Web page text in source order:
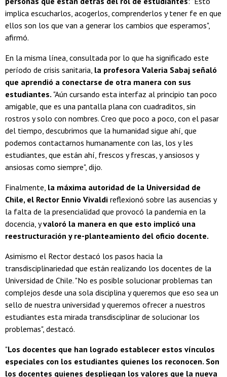
implica escucharlos, acogerlos, comprenderlos y tener fe en que
ellos son los que van a generar los cambios que esperamos",
afirmó.
En la misma línea, consultada por lo que ha significado este
período de crisis sanitaria, la profesora Valeria Sabaj señaló
que aprendió a conectarse de otra manera con sus
estudiantes. "Aún cursando esta interfaz al principio tan poco
amigable, que es una pantalla plana con cuadraditos, sin
rostros y solo con nombres. Creo que poco a poco, con el pasar
del tiempo, descubrimos que la humanidad sigue ahí, que
podemos contactarnos humanamente con las, los y les
estudiantes, que están ahí, frescos y frescas, y ansiosos y
ansiosas como siempre", dijo.
Finalmente, la máxima autoridad de la Universidad de
Chile, el Rector Ennio Vivaldi reflexionó sobre las ausencias y
la falta de la presencialidad que provocó la pandemia en la
docencia, yvaloró la manera en que esto implicó una
reestructuración y re-planteamiento del oficio docente.
Asimismo el Rector destacó los pasos hacia la
transdisciplinariedad que están realizando los docentes de la
Universidad de Chile. "No es posible solucionar problemas tan
complejos desde una sola disciplina y queremos que eso sea un
sello de nuestra universidad y queremos ofrecer a nuestros
estudiantes esta mirada transdisciplinar de solucionar los
problemas", destacó.
"Los docentes que han logrado establecer estos vínculos
especiales con los estudiantes quienes los reconocen. Son
los docentes quienes despliegan los valores que la nueva